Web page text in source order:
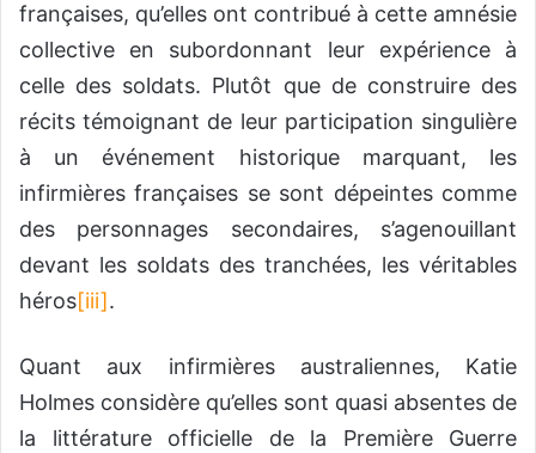
françaises, qu’elles ont contribué à cette amnésie
collective en subordonnant leur expérience à
celle des soldats. Plutôt que de construire des
récits témoignant de leur participation singulière
à un événement historique marquant, les
infirmières françaises se sont dépeintes comme
des personnages secondaires, s’agenouillant
devant les soldats des tranchées, les véritables
héros[iii].
Quant aux infirmières australiennes, Katie
Holmes considère qu’elles sont quasi absentes de
la littérature officielle de la Première Guerre